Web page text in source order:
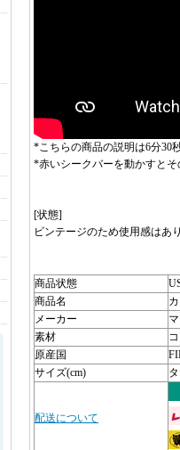
*こちらの商品の説明は6分30
*赤いシークバーを動かすと
[状態]
ビンテージのため使用感はあ
商品状態
商品名
メーカー
素材
原産国
サイズ(cm)
配送について